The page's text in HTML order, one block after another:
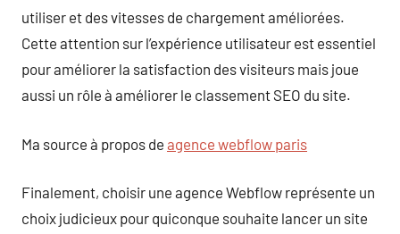
utiliser et des vitesses de chargement améliorées.
Cette attention sur l’expérience utilisateur est essentiel
pour améliorer la satisfaction des visiteurs mais joue
aussi un rôle à améliorer le classement SEO du site.
Ma source à propos de agence webflow paris
Finalement, choisir une agence Webflow représente un
choix judicieux pour quiconque souhaite lancer un site